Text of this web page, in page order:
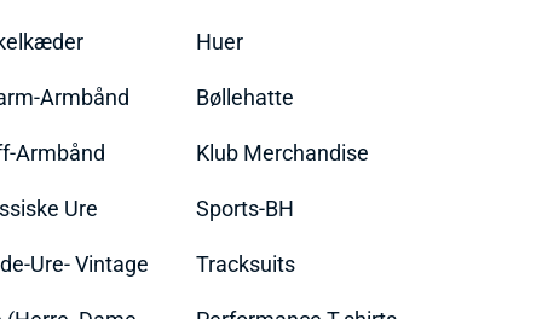
Armbånd
Armbånd
Ure
Ure- Vintage
Huer
Bøllehatte
Klub Merchandise
Sports-BH
Tracksuits